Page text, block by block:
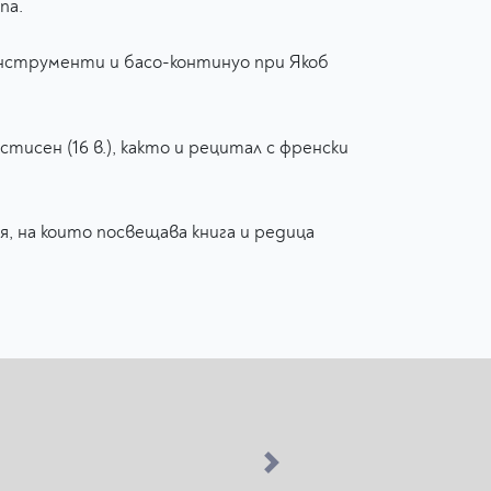
и басо-континуо при Якоб
(16 в.), както и рецитал с френски
които посвещава книга и редица
Next